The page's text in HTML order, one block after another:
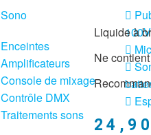
Sono
Enceintes
Amplificateurs
Console de mixage
Contrôle DMX
Traitements sons
100V
Liquide à
Ne
24,90